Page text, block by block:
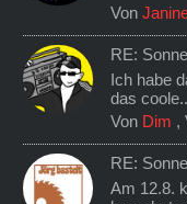
Von
RE:
Ich habe
das
Von Dim ,
RE:
Am 12.8.